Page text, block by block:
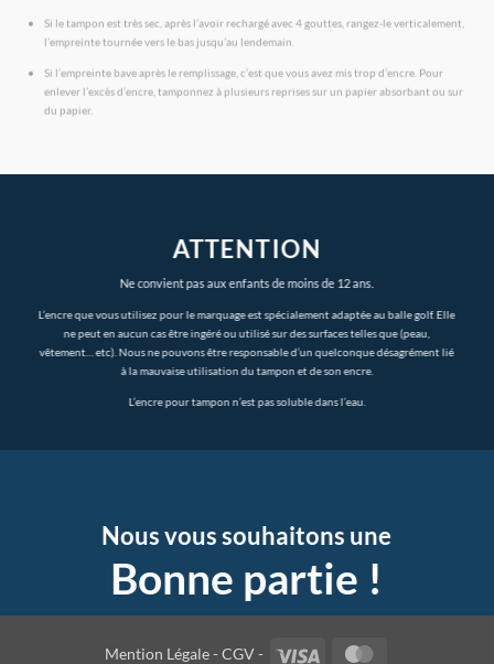
Si le tampon est très sec, après l’avoir rechargé avec 4 gouttes, rangez-le verticalement,
l’empreinte tournée vers le bas jusqu’au lendemain.
Si l’empreinte bave après le remplissage, c’est que vous avez mis trop d’encre. Pour
enlever l’excès d’encre, tamponnez à plusieurs reprises sur un papier absorbant ou sur
du papier.
ATTENTION
Ne convient pas aux enfants de moins de 12 ans.
L’encre que vous utilisez pour le marquage est spécialement adaptée au balle golf. Elle
ne peut en aucun cas être ingéré ou utilisé sur des surfaces telles que (peau,
vêtement… etc). Nous ne pouvons être responsable d’un quelconque désagrément lié
à la mauvaise utilisation du tampon et de son encre.
L’encre pour tampon n’est pas soluble dans l’eau.
Nous vous souhaitons une
Bonne partie !
Mention Légale - CGV - Visa